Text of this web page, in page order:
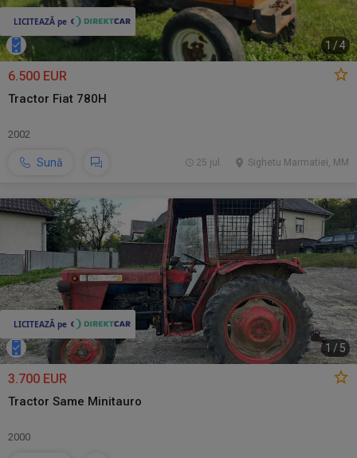
1 /4
6.500 EUR
Tractor Fiat 780H
2002
Sună Sighetu Marmatiei, MM
25 jul.
1 /5
3.700 EUR
Tractor Same Minitauro
2000